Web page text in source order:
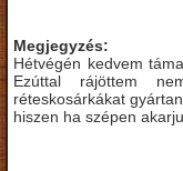
Megjegyzés:
Hétvégén kedvem
Ezúttal rájöttem
réteskosárkákat
hiszen ha szépen